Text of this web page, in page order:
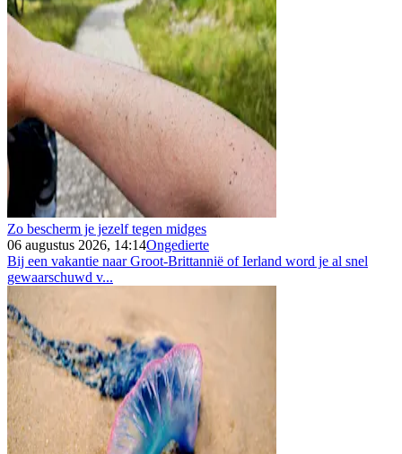
Zo bescherm je jezelf tegen midges
06 augustus 2026, 14:14Ongedierte
Bij een vakantie naar Groot-Brittannië of Ierland word je al snel
gewaarschuwd v...